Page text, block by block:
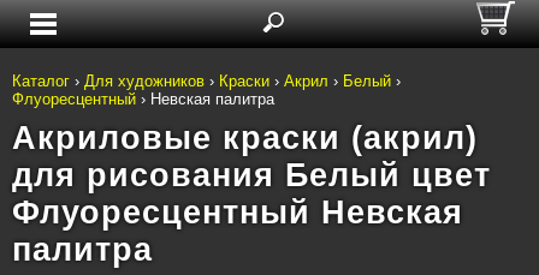
Каталог › Для художников › Краски › Акрил › Белый ›
Флуоресцентный › Невская палитра
Акриловые краски (акрил)
для рисования Белый цвет
Флуоресцентный Невская
палитра